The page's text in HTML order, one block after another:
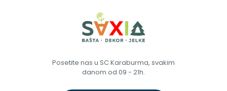
Posetite nas u SC Karaburma, svakim
danom od 09 - 21h.